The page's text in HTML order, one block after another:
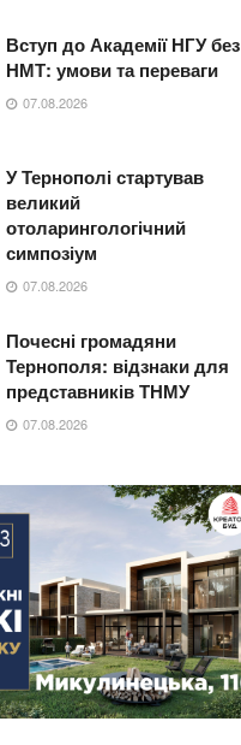
Вступ до Академії НГУ без
НМТ: умови та переваги
07.08.2026
У Тернополі стартував
великий
отоларингологічний
симпозіум
07.08.2026
Почесні громадяни
Тернополя: відзнаки для
представників ТНМУ
07.08.2026